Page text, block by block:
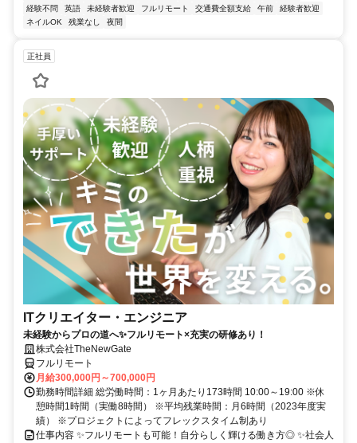
経験不問
英語 未経験者歓迎 フルリモート 交通費全額支給 午前
経験者歓迎
ネイルOK
残業なし 夜間
正社員
ITクリエイター・エンジニア
未経験からプロの道へ✨フルリモート×充実の研修あり！
株式会社TheNewGate
フルリモート
月給300,000円～700,000円
勤務時間詳細 総労働時間：1ヶ月あたり173時間 10:00～19:00 ※休
憩時間1時間（実働8時間） ※平均残業時間：月6時間（2023年度実
績） ※プロジェクトによってフレックスタイム制あり
仕事内容 ✨フルリモートも可能！自分らしく輝ける働き方◎ ✨社会人